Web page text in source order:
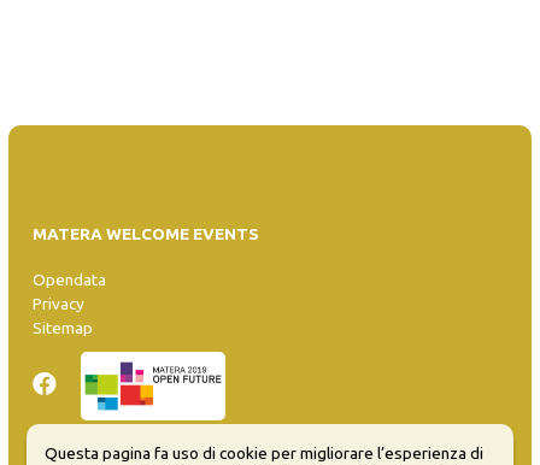
MATERA WELCOME EVENTS
Opendata
Privacy
Sitemap
Questa pagina fa uso di cookie per migliorare l’esperienza di